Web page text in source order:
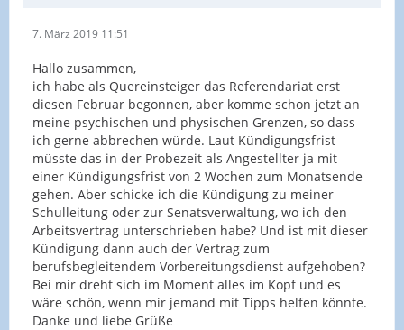
7. März 2019 11:51
Hallo zusammen,
ich habe als Quereinsteiger das Referendariat erst
diesen Februar begonnen, aber komme schon jetzt an
meine psychischen und physischen Grenzen, so dass
ich gerne abbrechen würde. Laut Kündigungsfrist
müsste das in der Probezeit als Angestellter ja mit
einer Kündigungsfrist von 2 Wochen zum Monatsende
gehen. Aber schicke ich die Kündigung zu meiner
Schulleitung oder zur Senatsverwaltung, wo ich den
Arbeitsvertrag unterschrieben habe? Und ist mit dieser
Kündigung dann auch der Vertrag zum
berufsbegleitendem Vorbereitungsdienst aufgehoben?
Bei mir dreht sich im Moment alles im Kopf und es
wäre schön, wenn mir jemand mit Tipps helfen könnte.
Danke und liebe Grüße